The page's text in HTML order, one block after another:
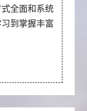
全面和系统
到掌握丰富